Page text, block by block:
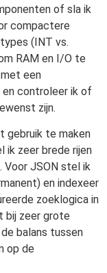
of sla ik
compactere
(INT vs.
RAM en I/O te
een
en controleer ik of
zijn.
gebruik te maken
ik zeer brede rijen
Voor JSON stel ik
en indexeer
zoeklogica in
bij zeer grote
balans tussen
op de